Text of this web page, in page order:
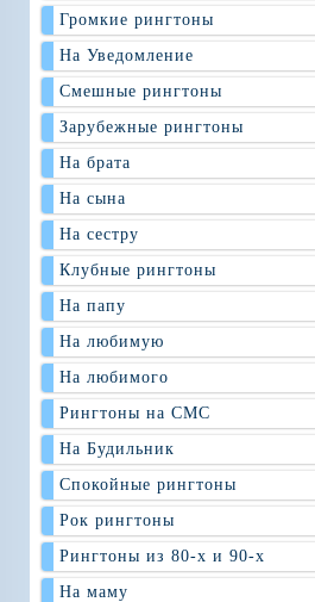
Громкие рингтоны
На Уведомление
Смешные рингтоны
Зарубежные рингтоны
На брата
На сына
На сестру
Клубные рингтоны
На папу
На любимую
На любимого
Рингтоны на СМС
На Будильник
Спокойные рингтоны
Рок рингтоны
Рингтоны из 80-х и 90-х
На маму